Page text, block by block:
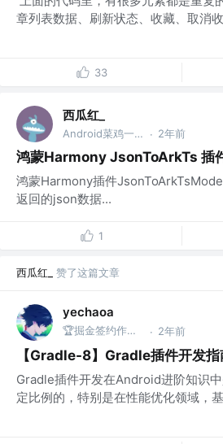
章列表数据、刷新状态、收藏、取消
33
西瓜红_
Android菜鸡一枚 · 2年前
鸿蒙Harmony JsonToArkTs 插
鸿蒙Harmony插件
返回的json数据...
1
西瓜红_ 赞了这篇文章
yechaoa
🏆掘金签约作者 @阿里巴巴 · 2年前
【Gradle-8】Gradle插件开发指
Gradle插件开发在Android进阶知识
定比例的，特别是在性能优化领域，